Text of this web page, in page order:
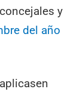
y
del año